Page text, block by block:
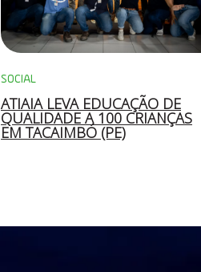
SOCIAL
ATIAIA LEVA EDUCAÇÃO DE
QUALIDADE A 100 CRIANÇAS
EM TACAIMBÓ (PE)